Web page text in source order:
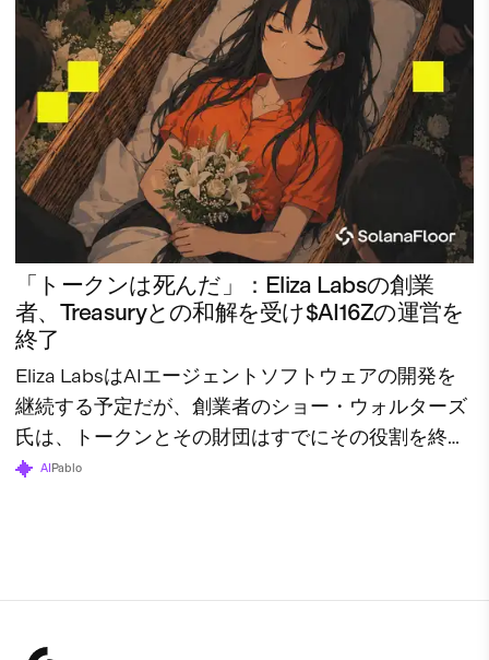
「トークンは死んだ」：Eliza Labsの創業
者、Treasuryとの和解を受け$AI16Zの運営を
終了
Eliza LabsはAIエージェントソフトウェアの開発を
継続する予定だが、創業者のショー・ウォルターズ
氏は、トークンとその財団はすでにその役割を終え
たと述べている。
AI Pablo